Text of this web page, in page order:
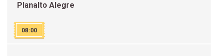
Planalto Alegre
08:00